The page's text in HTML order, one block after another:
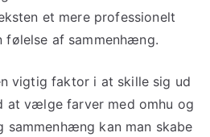
et mere professionelt
følelse af sammenhæng.
vigtig faktor i at skille sig ud
at vælge farver med omhu og
sammenhæng kan man skabe